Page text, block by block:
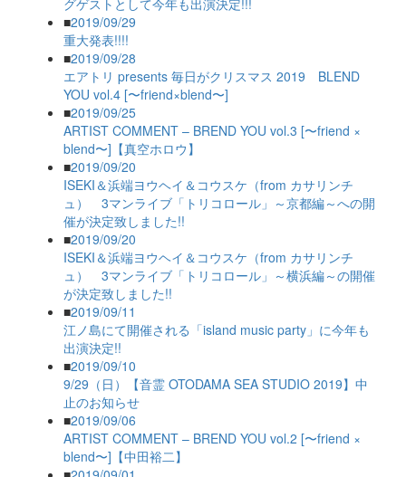
グゲストとして今年も出演決定!!!
■2019/09/29
重大発表!!!!
■2019/09/28
エアトリ presents 毎日がクリスマス 2019 BLEND
YOU vol.4 [〜friend×blend〜]
■2019/09/25
ARTIST COMMENT – BREND YOU vol.3 [〜friend ×
blend〜]【真空ホロウ】
■2019/09/20
ISEKI＆浜端ヨウヘイ＆コウスケ（from カサリンチ
ュ） 3マンライブ「トリコロール」～京都編～への開
催が決定致しました!!
■2019/09/20
ISEKI＆浜端ヨウヘイ＆コウスケ（from カサリンチ
ュ） 3マンライブ「トリコロール」～横浜編～の開催
が決定致しました!!
■2019/09/11
江ノ島にて開催される「island music party」に今年も
出演決定!!
■2019/09/10
9/29（日）【音霊 OTODAMA SEA STUDIO 2019】中
止のお知らせ
■2019/09/06
ARTIST COMMENT – BREND YOU vol.2 [〜friend ×
blend〜]【中田裕二】